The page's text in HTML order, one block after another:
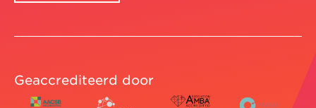
Geaccrediteerd door